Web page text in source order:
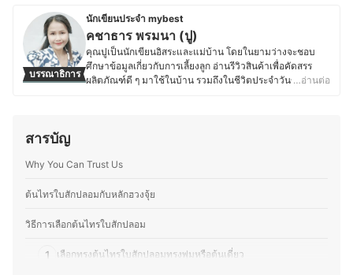
บรรณาธิการ
นักเขียนประจำ mybest
คชาธาร พรมนา (ปู)
คุณปูเป็นนักเขียนอิสระและแม่บ้าน โดยในยามว่างจะชอบ
ศึกษาข้อมูลเกี่ยวกับการเลี้ยงลูก อ่านรีวิวสินค้าเพื่อคัดสรร
ผลิตภัณฑ์ดี ๆ มาใช้ในบ้าน รวมถึงในชีวิตประจำวันของลูก
DIY ไม่ว่าจะเป็นงานเย็บ ปัก ถัก ร้อย จึงคอยศึกษาหาความรู้
มาอยู่บ้านเกิดที่จังหวัดเลยเพื่อพัฒนาเทือกสวนไร่นาของ
มีบ่อเลี้ยงปลา หมักปุ๋ย ปลูกไม้ยืนต้นและผักสวนครัว เพื่อนำมา
ความชื่นชอบการปลูกต้นไม้ด้วย จึงต่อยอดด้วยการตกแต่ง
…อ่านต่อ
สารบัญ
Why You Can Trust Us
ต้นไทรใบสักปลอมกับหลักฮวงจุ้ย
วิธีการเลือกต้นไทรใบสักปลอม
1 เลือกทรงต้นไทรใบสักปลอมทรงพุ่มหรือต้นเดี่ยว